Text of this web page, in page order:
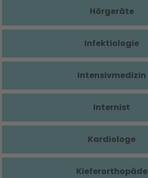
Hörgeräte
Infektiologie
Intensivmedizin
Internist
Kardiologe
Kieferorthopäde